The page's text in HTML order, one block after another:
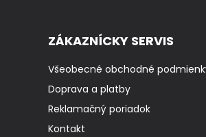
ZÁKAZNÍCKY SERVIS
Všeobecné obchodné
Doprava a platby
Reklamačný poriadok
Kontakt